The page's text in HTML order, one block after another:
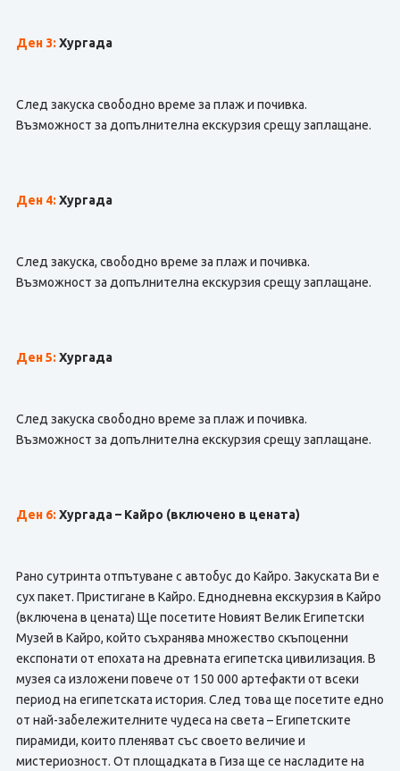
Ден 3: Хургада
След закуска свободно време за плаж и почивка.
Възможност за допълнителна екскурзия срещу заплащане.
Ден 4: Хургада
След закуска, свободно време за плаж и почивка.
Възможност за допълнителна екскурзия срещу заплащане.
Ден 5: Хургада
След закуска свободно време за плаж и почивка.
Възможност за допълнителна екскурзия срещу заплащане.
Ден 6: Хургада – Кайро (включено в цената)
Рано сутринта отпътуване с автобус до Кайро. Закуската Ви е
сух пакет. Пристигане в Кайро. Еднодневна екскурзия в Кайро
(включена в цената) Ще посетите Новият Велик Египетски
Музей в Кайро, който съхранява множество скъпоценни
експонати от епохата на древната египетска цивилизация. В
музея са изложени повече от 150 000 артефакти от всеки
период на египетската история. След това ще посетите едно
от най-забележителните чудеса на света – Египетските
пирамиди, които пленяват със своето величие и
мистериозност. От площадката в Гиза ще се насладите на